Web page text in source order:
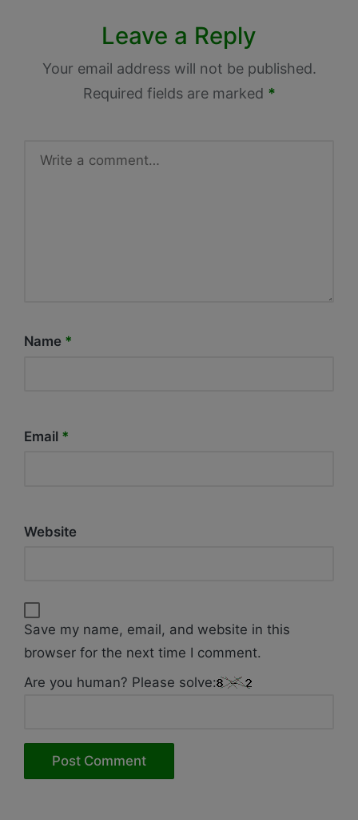
Leave a Reply
Your email address will not be published.
Required fields are marked *
Name *
Email *
Website
Save my name, email, and website in this
browser for the next time I comment.
Are you human? Please solve: